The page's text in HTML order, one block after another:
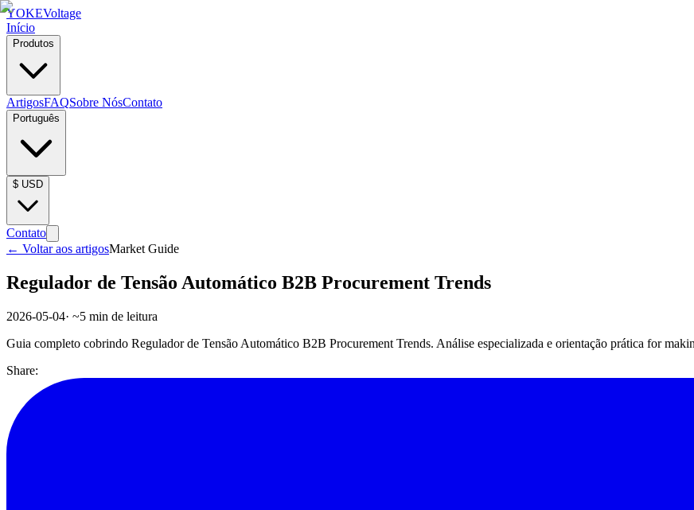
YOKEVoltage
Início
Produtos
ArtigosFAQSobre NósContato
Português
$ USD
Contato
← Voltar aos artigosMarket Guide
Regulador de Tensão Automático B2B Procurement Trends
2026-05-04· ~5 min de leitura
Guia completo cobrindo Regulador de Tensão Automático B2B Procurement Trends. Análise especializada e orientação prática for
Share: